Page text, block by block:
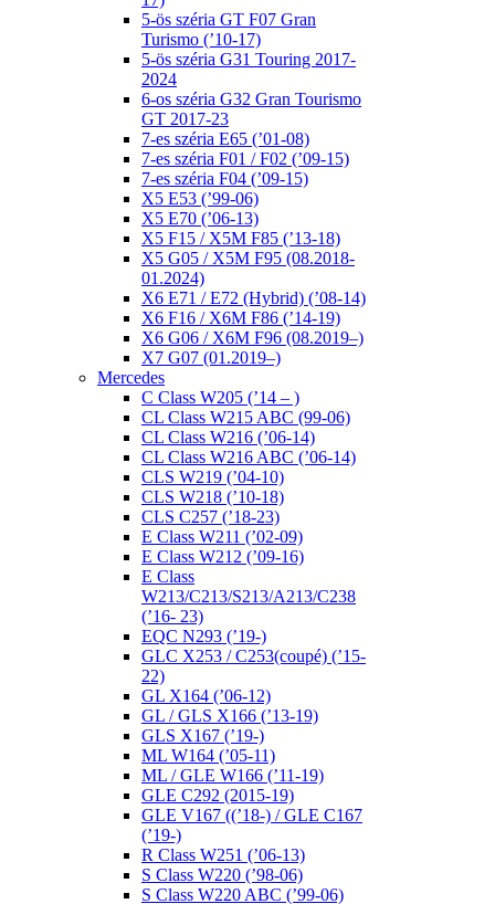
5-ös széria GT F07 Gran
Turismo (’10-17)
5-ös széria G31 Touring 2017-
2024
6-os széria G32 Gran Tourismo
GT 2017-23
7-es széria E65 (’01-08)
7-es széria F01 / F02 (’09-15)
7-es széria F04 (’09-15)
X5 E53 (’99-06)
X5 E70 (’06-13)
X5 F15 / X5M F85 (’13-18)
X5 G05 / X5M F95 (08.2018-
01.2024)
X6 E71 / E72 (Hybrid) (’08-14)
X6 F16 / X6M F86 (’14-19)
X6 G06 / X6M F96 (08.2019–)
X7 G07 (01.2019–)
Mercedes
C Class W205 (’14 – )
CL Class W215 ABC (99-06)
CL Class W216 (’06-14)
CL Class W216 ABC (’06-14)
CLS W219 (’04-10)
CLS W218 (’10-18)
CLS C257 (’18-23)
E Class W211 (’02-09)
E Class W212 (’09-16)
E Class
W213/C213/S213/A213/C238
(’16- 23)
EQC N293 (’19-)
GLC X253 / C253(coupé) (’15-
22)
GL X164 (’06-12)
GL / GLS X166 (’13-19)
GLS X167 (’19-)
ML W164 (’05-11)
ML / GLE W166 (’11-19)
GLE C292 (2015-19)
GLE V167 ((’18-) / GLE C167
(’19-)
R Class W251 (’06-13)
S Class W220 (’98-06)
S Class W220 ABC (’99-06)